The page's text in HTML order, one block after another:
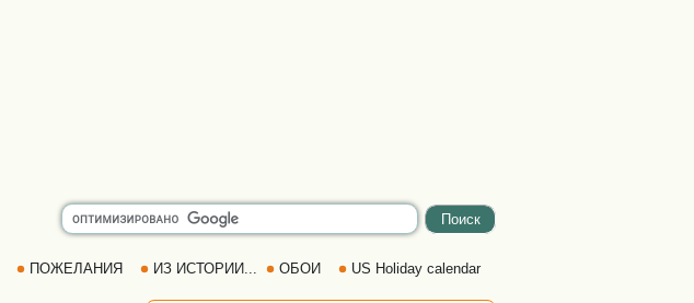
ПОЖЕЛАНИЯ ИЗ ИСТОРИИ... ОБОИ US Holiday calendar